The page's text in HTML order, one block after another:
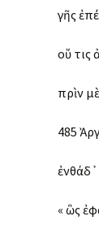
γῆς
οὔ τις
πρὶν
485
ἐνθάδ᾽
« ὣς